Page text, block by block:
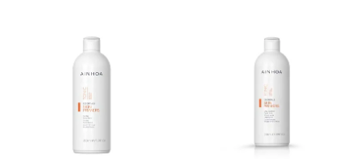
Nejprodávanější
Abecedně